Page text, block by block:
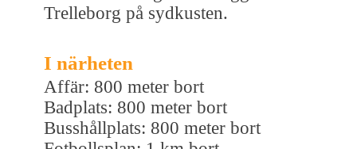
Trelleborg på sydkusten.
I närheten
Affär: 800 meter bort
Badplats: 800 meter bort
Busshållplats: 800 meter bort